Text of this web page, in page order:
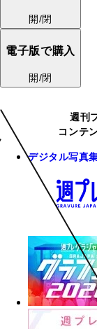
開/閉
電子版で購入
開/閉
週刊
コンテ
デジタル写真